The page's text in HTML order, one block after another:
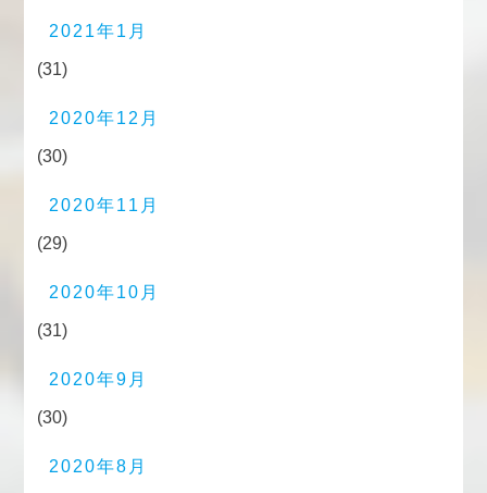
2021年1月
(31)
2020年12月
(30)
2020年11月
(29)
2020年10月
(31)
2020年9月
(30)
2020年8月